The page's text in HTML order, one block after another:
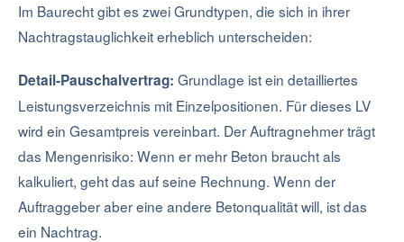
Im Baurecht gibt es zwei Grundtypen, die sich in ihrer
Nachtragstauglichkeit erheblich unterscheiden:
Detail-Pauschalvertrag: Grundlage ist ein detailliertes
Leistungsverzeichnis mit Einzelpositionen. Für dieses LV
wird ein Gesamtpreis vereinbart. Der Auftragnehmer trägt
das Mengenrisiko: Wenn er mehr Beton braucht als
kalkuliert, geht das auf seine Rechnung. Wenn der
Auftraggeber aber eine andere Betonqualität will, ist das
ein Nachtrag.